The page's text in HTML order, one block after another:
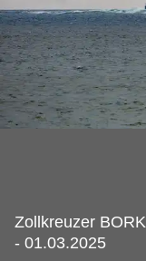
Zollkreuzer
- 01.03.2025